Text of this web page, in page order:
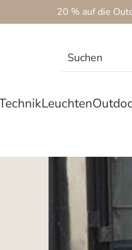
20 % auf die
Leuchten